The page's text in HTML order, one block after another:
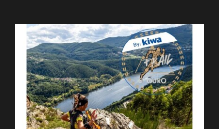
PODCASTS
EVENTOS
ESPAÇO OUVINTE